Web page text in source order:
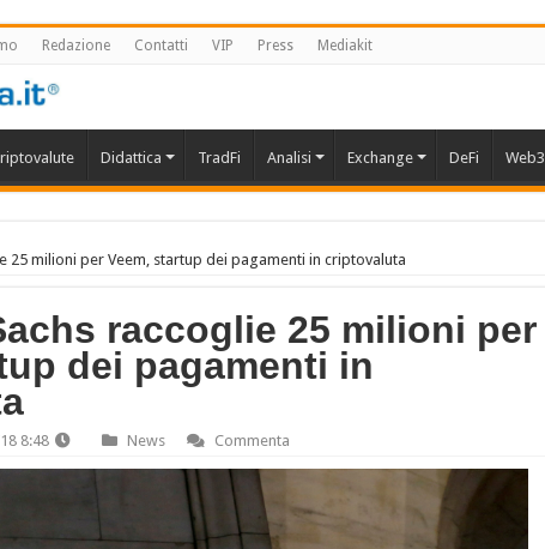
Redazione Contatti VIP Press Mediakit
Didattica TradFi Analisi Exchange DeFi Web3
25 milioni per Veem, startup dei pagamenti in criptovaluta
raccoglie 25 milioni per
dei pagamenti in
8:48 News Commenta